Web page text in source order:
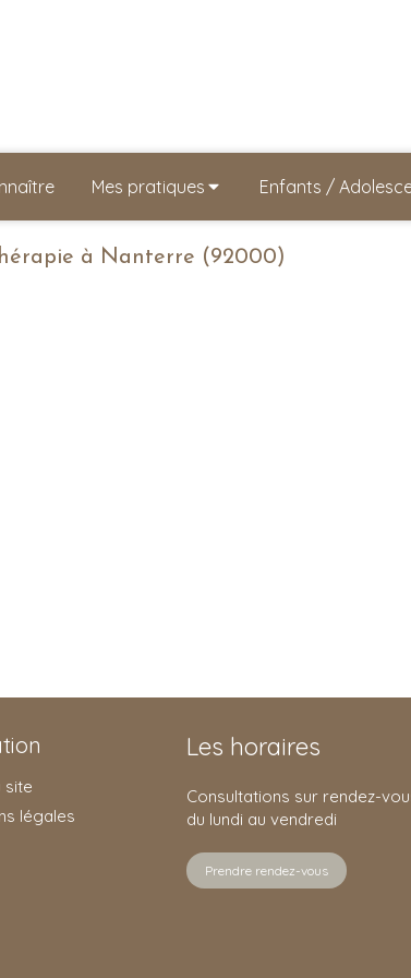
Mes pratiques Enfants /
à Nanterre (92000)
site
légales
Les horaires
Consultations sur rendez-
du lundi au vendredi
Prendre rendez-vous